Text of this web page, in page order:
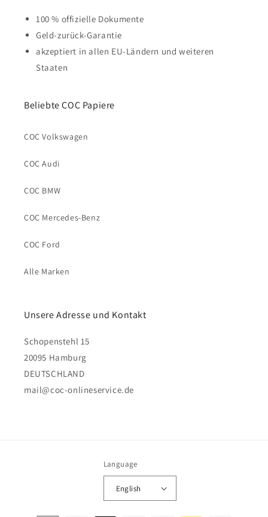
100 % offizielle Dokumente
Geld-zurück-Garantie
akzeptiert in allen EU-Ländern und weiteren
Staaten
Beliebte COC Papiere
COC Volkswagen
COC Audi
COC BMW
COC Mercedes-Benz
COC Ford
Alle Marken
Unsere Adresse und Kontakt
Schopenstehl 15
20095 Hamburg
DEUTSCHLAND
mail@coc-onlineservice.de
Language
English